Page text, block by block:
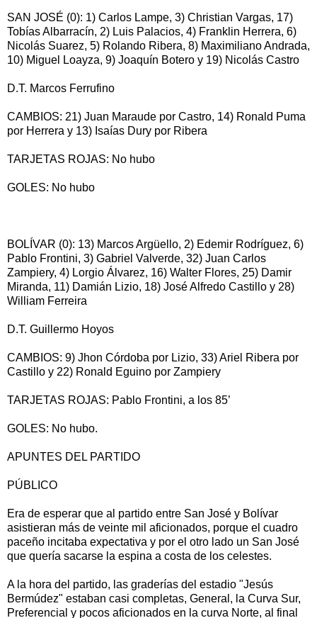
SAN JOSÉ (0): 1) Carlos Lampe, 3) Christian Vargas, 17)
Tobías Albarracín, 2) Luis Palacios, 4) Franklin Herrera, 6)
Nicolás Suarez, 5) Rolando Ribera, 8) Maximiliano Andrada,
10) Miguel Loayza, 9) Joaquín Botero y 19) Nicolás Castro
D.T. Marcos Ferrufino
CAMBIOS: 21) Juan Maraude por Castro, 14) Ronald Puma
por Herrera y 13) Isaías Dury por Ribera
TARJETAS ROJAS: No hubo
GOLES: No hubo
BOLÍVAR (0): 13) Marcos Argüello, 2) Edemir Rodríguez, 6)
Pablo Frontini, 3) Gabriel Valverde, 32) Juan Carlos
Zampiery, 4) Lorgio Álvarez, 16) Walter Flores, 25) Damir
Miranda, 11) Damián Lizio, 18) José Alfredo Castillo y 28)
William Ferreira
D.T. Guillermo Hoyos
CAMBIOS: 9) Jhon Córdoba por Lizio, 33) Ariel Ribera por
Castillo y 22) Ronald Eguino por Zampiery
TARJETAS ROJAS: Pablo Frontini, a los 85’
GOLES: No hubo.
APUNTES DEL PARTIDO
PÚBLICO
Era de esperar que al partido entre San José y Bolívar
asistieran más de veinte mil aficionados, porque el cuadro
paceño incitaba expectativa y por el otro lado un San José
que quería sacarse la espina a costa de los celestes.
A la hora del partido, las graderías del estadio "Jesús
Bermúdez" estaban casi completas, General, la Curva Sur,
Preferencial y pocos aficionados en la curva Norte, al final